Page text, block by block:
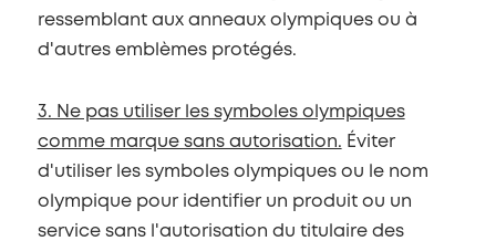
ressemblant aux anneaux olympiques ou à
d'autres emblèmes protégés.
3. Ne pas utiliser les symboles olympiques
comme marque sans autorisation. Éviter
d'utiliser les symboles olympiques ou le nom
olympique pour identifier un produit ou un
service sans l'autorisation du titulaire des